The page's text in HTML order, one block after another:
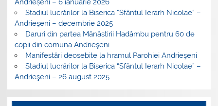
Andrieșeni – 6 ianuarie 2026
Stadiul lucrărilor la Biserica “Sfântul Ierarh Nicolae” –
Andrieşeni – decembrie 2025
Daruri din partea Mănăstirii Hadâmbu pentru 60 de
copii din comuna Andrieşeni
Manifestări deosebite la hramul Parohiei Andrieşeni
Stadiul lucrărilor la Biserica “Sfântul Ierarh Nicolae” –
Andrieşeni – 26 august 2025